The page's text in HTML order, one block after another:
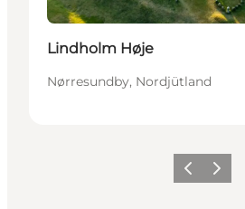
Lindholm Høje
Nørresundby, Nordjütland
ZurückWeiter